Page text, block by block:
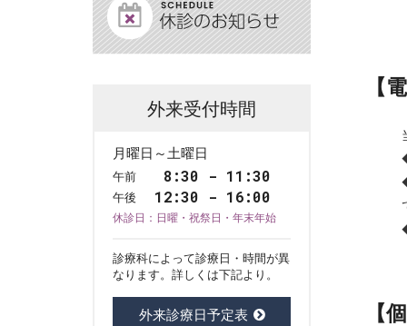
【
【
外来受付時間
月曜日～土曜日
午前 8:30 - 11:30
午後 12:30 - 16:00
休診日：日曜・祝祭日・年末年始
診療科によって診療日・時間が異
なります。詳しくは下記より。
外来診療日予定表